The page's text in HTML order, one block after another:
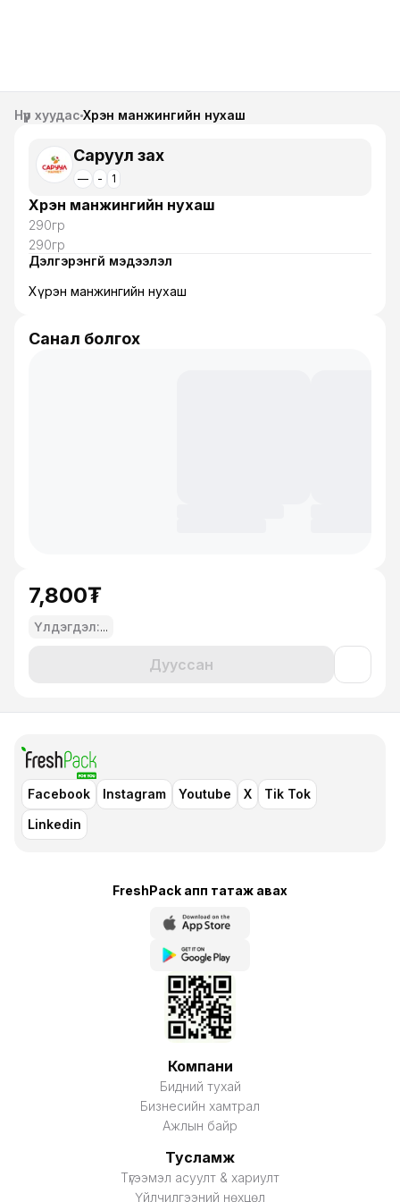
Нүүр хуудас Хүрэн манжингийн нухаш
Саруул зах
— - 1
Хүрэн манжингийн нухаш
290гр
290гр
Дэлгэрэнгүй мэдээлэл
Хүрэн манжингийн нухаш
Санал болгох
7,800₮
Үлдэгдэл:...
Дууссан
Facebook Instagram Youtube X
Tik Tok
Linkedin
FreshPack апп татаж авaх
Компани
Бидний тухай
Бизнесийн хамтрал
Ажлын байр
Тусламж
Түгээмэл асуулт & хариулт
Үйлчилгээний нөхцөл